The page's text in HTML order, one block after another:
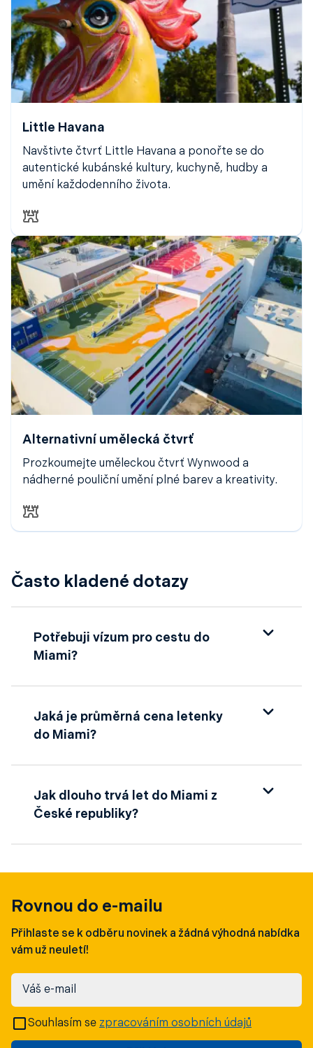
Little Havana
Navštivte čtvrť Little Havana a ponořte se do
autentické kubánské kultury, kuchyně, hudby a
umění každodenního života.
Alternativní umělecká čtvrť
Prozkoumejte uměleckou čtvrť Wynwood a
nádherné pouliční umění plné barev a kreativity.
Často kladené dotazy
Potřebuji vízum pro cestu do
Miami?
Spojených států platné elektronické povolení
ESTA. Jeho vyřízení probíhá online a
Jaká je průměrná cena letenky
do Miami?
dopravci a době rezervace. Nejčastěji se
pohybuje mezi 13 000 a 20 000 Kč. Nejnižší
ceny bývají dostupné mimo hlavní turistickou
Jak dlouho trvá let do Miami z
České republiky?
obvykle 13 až 16 hodin včetně čekání.
Rovnou do e-mailu
Přihlaste se k odběru novinek a žádná výhodná nabídka
vám už neuletí!
Váš e-mail
Souhlasím se zpracováním osobních údajů